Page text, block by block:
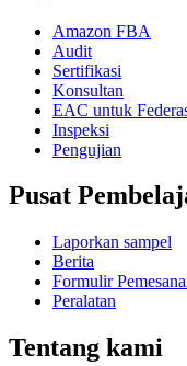
Amazon FBA
Audit
Sertifikasi
Konsultan
EAC untuk
Inspeksi
Pengujian
Pusat
Laporkan sampel
Berita
Formulir
Peralatan
Tentang kami